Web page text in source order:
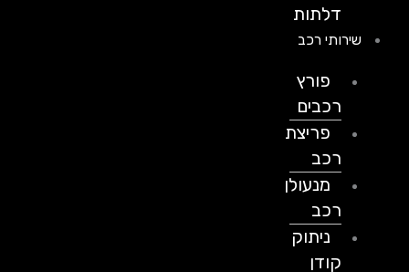
דלתות
שירותי רכב
פורץ
רכבים
פריצת
מנעולן
ניתוק